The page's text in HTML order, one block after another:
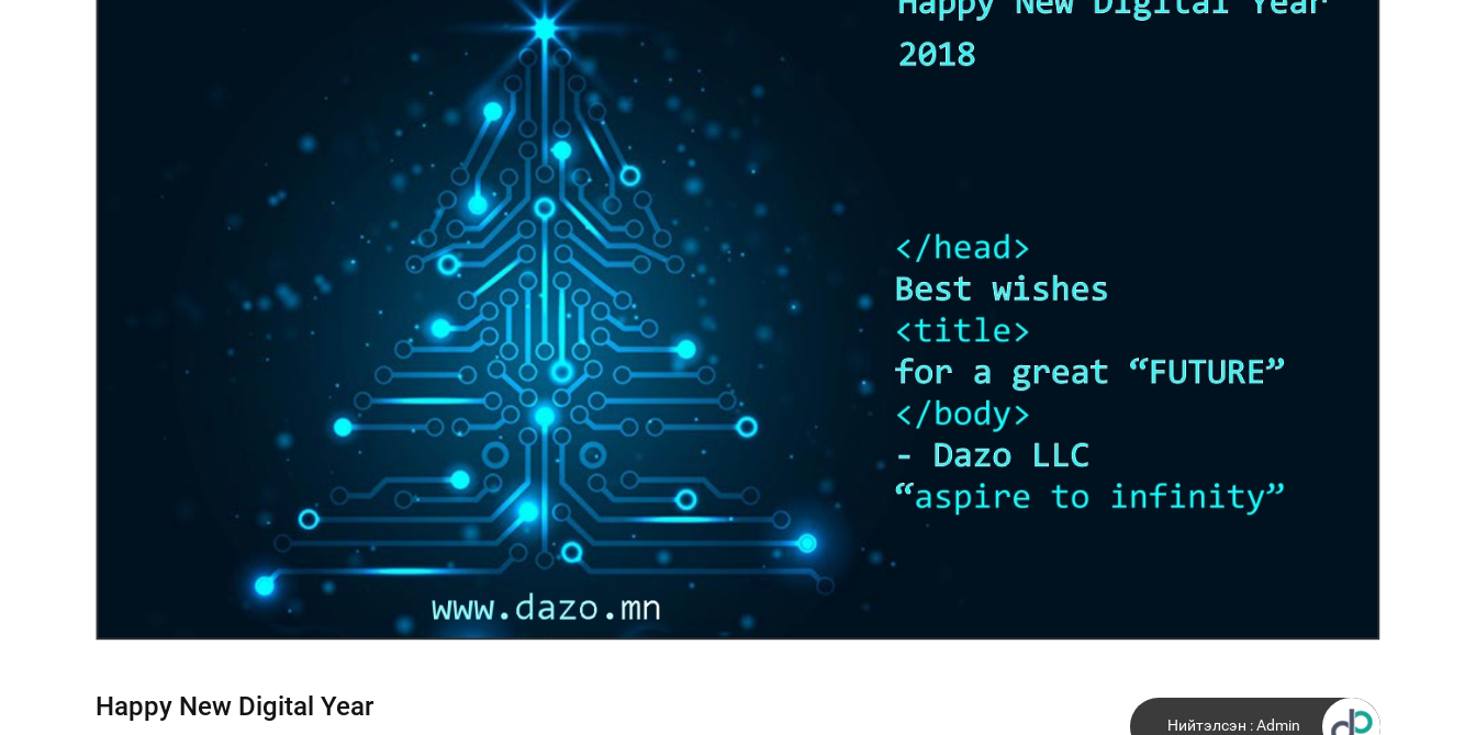
Happy New Digital Year
Нийтэлсэн :Admin